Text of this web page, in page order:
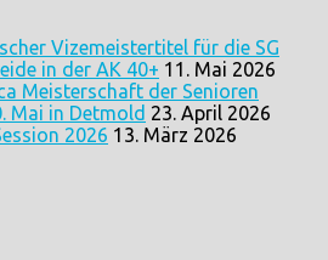
Vizemeistertitel für die SG
in der AK 40+ 11. Mai 2026
Meisterschaft der Senioren
Mai in Detmold 23. April 2026
2026 13. März 2026